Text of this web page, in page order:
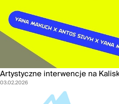
Artystyczne interwencje na
03.02.2026